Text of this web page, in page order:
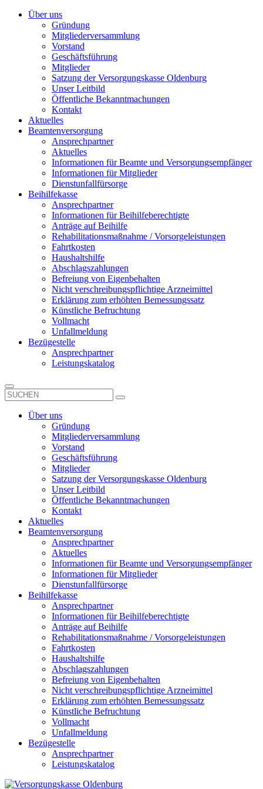
Über uns
Gründung
Mitgliederversammlung
Vorstand
Geschäftsführung
Mitglieder
Satzung der Versorgungskasse Oldenburg
Unser Leitbild
Öffentliche Bekanntmachungen
Kontakt
Aktuelles
Beamtenversorgung
Ansprechpartner
Aktuelles
Informationen für Beamte und Versorgungsempfänger
Informationen für Mitglieder
Dienstunfallfürsorge
Beihilfekasse
Ansprechpartner
Informationen für Beihilfeberechtigte
Anträge auf Beihilfe
Rehabilitationsmaßnahme / Vorsorgeleistungen
Fahrtkosten
Haushaltshilfe
Abschlagszahlungen
Befreiung von Eigenbehalten
Nicht verschreibungspflichtige Arzneimittel
Erklärung zum erhöhten Bemessungssatz
Künstliche Befruchtung
Vollmacht
Unfallmeldung
Bezügestelle
Ansprechpartner
Leistungskatalog
Über uns
Gründung
Mitgliederversammlung
Vorstand
Geschäftsführung
Mitglieder
Satzung der Versorgungskasse Oldenburg
Unser Leitbild
Öffentliche Bekanntmachungen
Kontakt
Aktuelles
Beamtenversorgung
Ansprechpartner
Aktuelles
Informationen für Beamte und Versorgungsempfänger
Informationen für Mitglieder
Dienstunfallfürsorge
Beihilfekasse
Ansprechpartner
Informationen für Beihilfeberechtigte
Anträge auf Beihilfe
Rehabilitationsmaßnahme / Vorsorgeleistungen
Fahrtkosten
Haushaltshilfe
Abschlagszahlungen
Befreiung von Eigenbehalten
Nicht verschreibungspflichtige Arzneimittel
Erklärung zum erhöhten Bemessungssatz
Künstliche Befruchtung
Vollmacht
Unfallmeldung
Bezügestelle
Ansprechpartner
Leistungskatalog